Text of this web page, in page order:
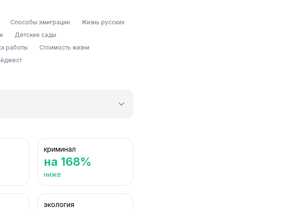
Способы эмиграции
Жизнь русских
Детские сады
работы
Стоимость жизни
криминал
на 168%
ниже
экология